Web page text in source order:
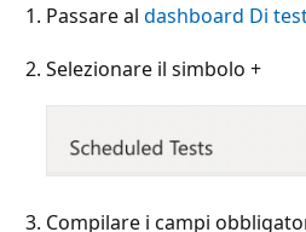
Passare al dashboard Di
Selezionare il simbolo +
Compilare i campi